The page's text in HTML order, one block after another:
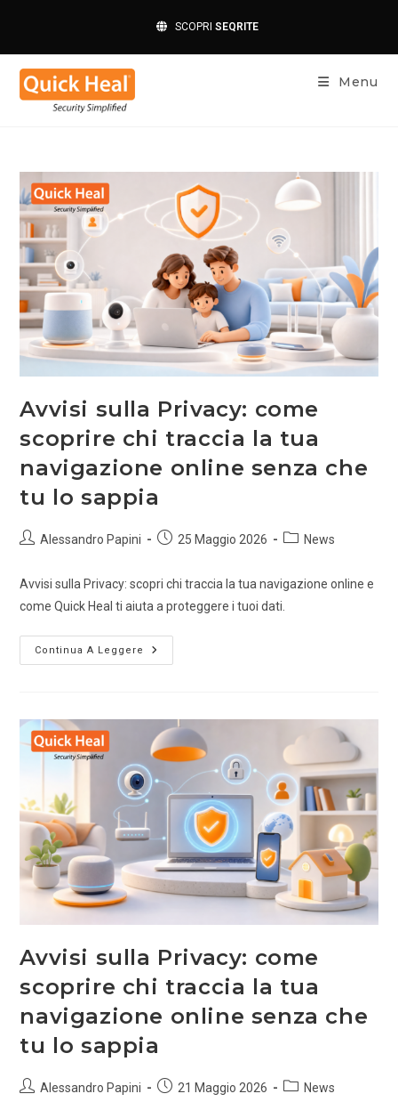
SCOPRI SEQRITE
Menu
Avvisi sulla Privacy: come
scoprire chi traccia la tua
navigazione online senza che
tu lo sappia
Alessandro Papini 25 Maggio 2026 News
Avvisi sulla Privacy: scopri chi traccia la tua navigazione online e
come Quick Heal ti aiuta a proteggere i tuoi dati.
Continua A Leggere
Avvisi sulla Privacy: come
scoprire chi traccia la tua
navigazione online senza che
tu lo sappia
Alessandro Papini 21 Maggio 2026 News